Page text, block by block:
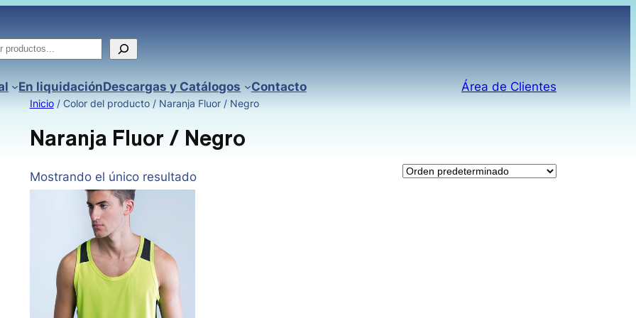
En liquidaciónDescargas y Catálogos Contacto Área de Clientes
Inicio/ Color del producto / Naranja Fluor / Negro
Naranja Fluor / Negro
Mostrando el único resultado